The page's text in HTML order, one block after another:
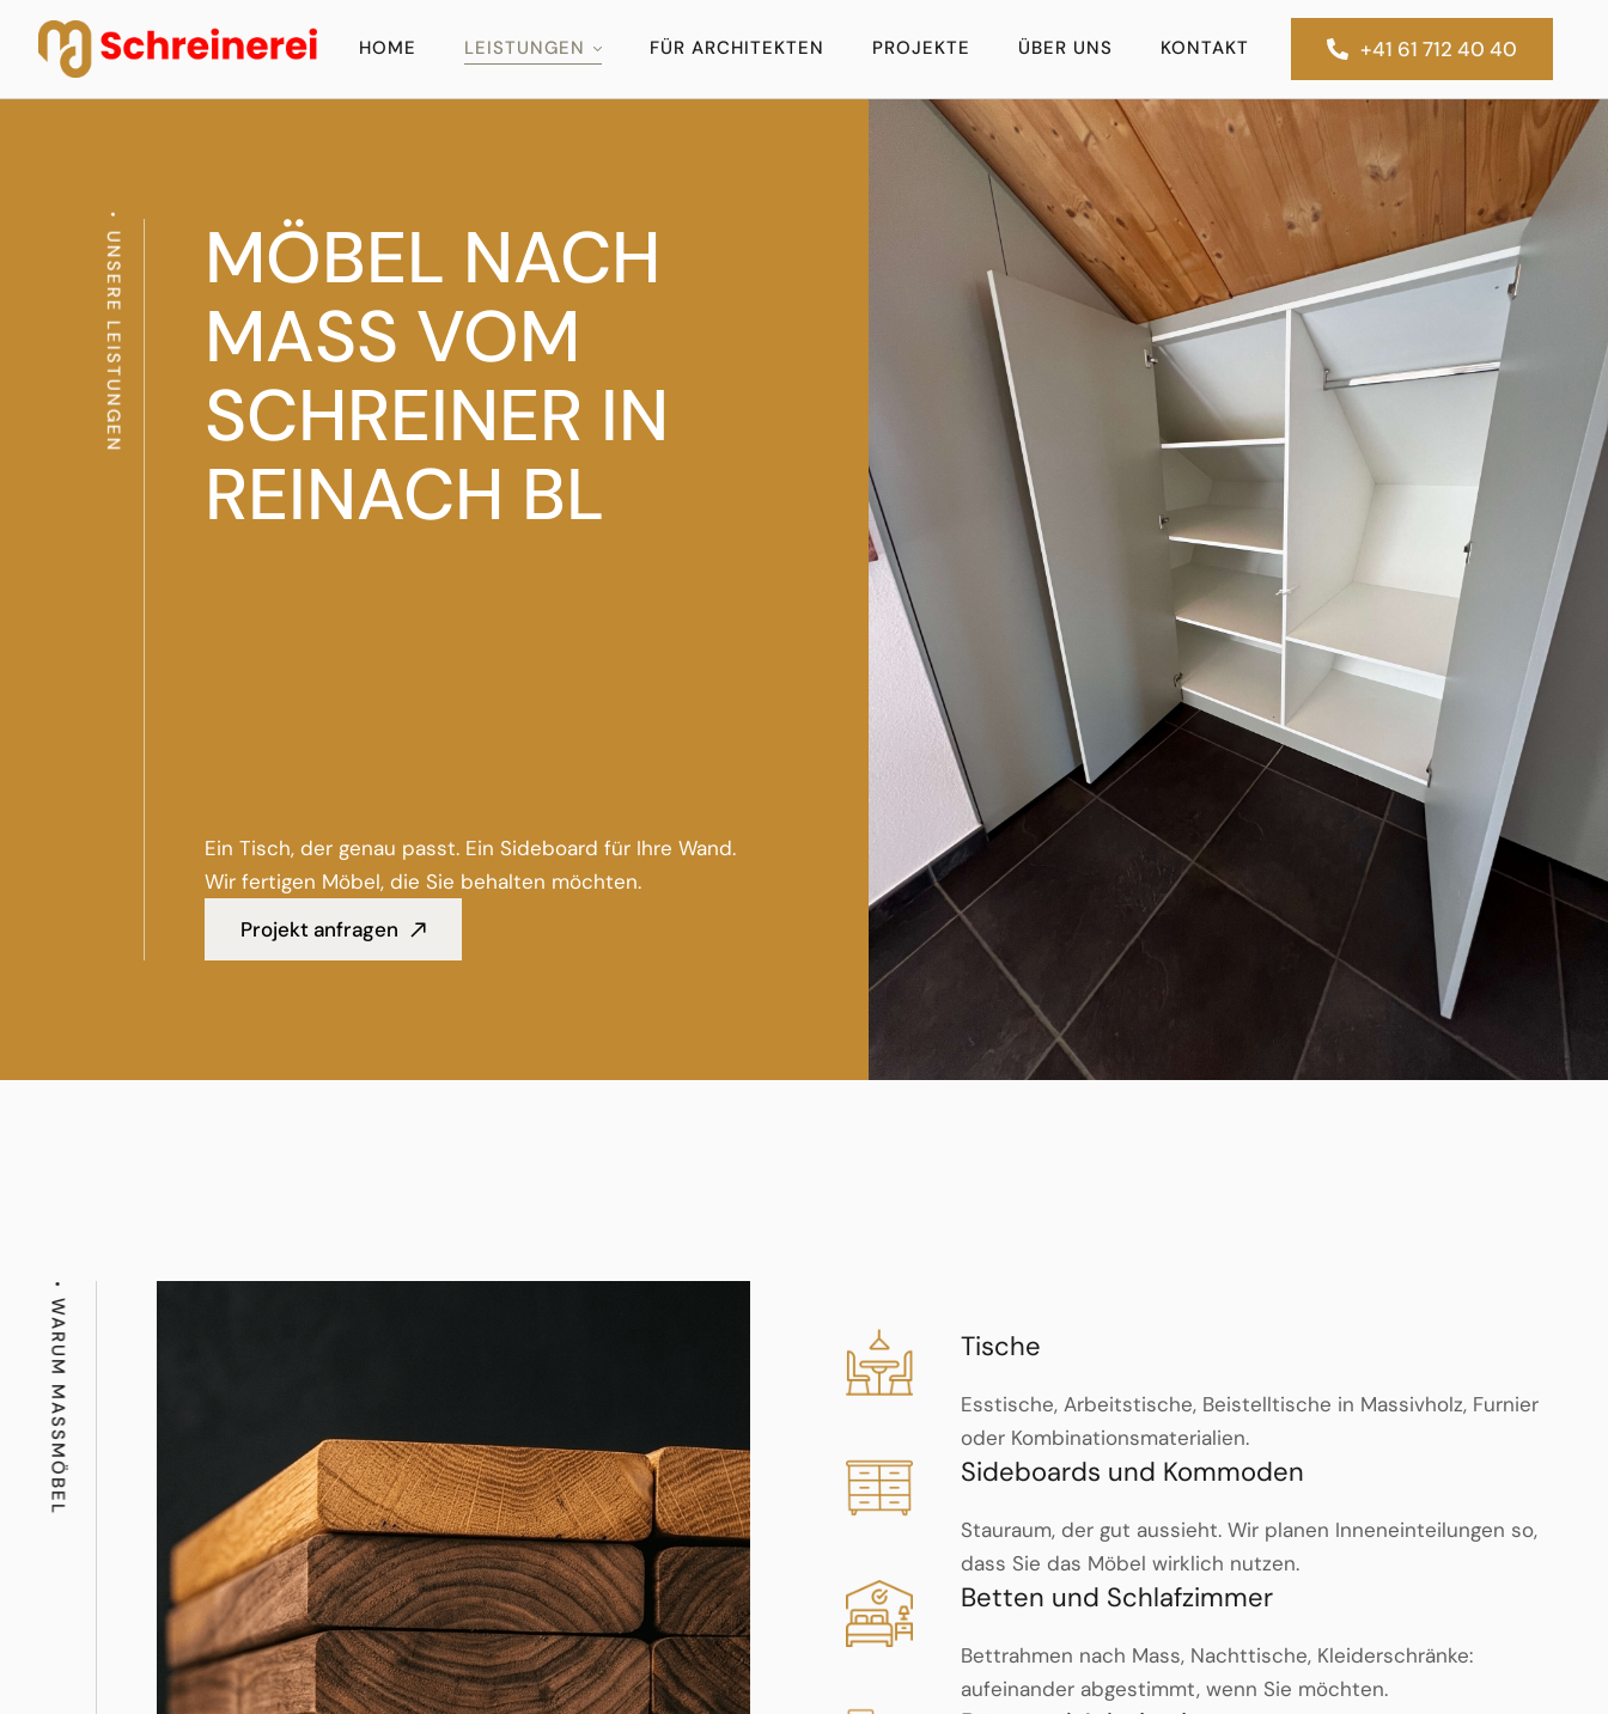
HOME LEISTUNGEN FÜR ARCHITEKTEN PROJEKTE ÜBER UNS KONTAKT +41 61 712 40 40
UNSERE LEISTUNGEN
MÖBEL NACH
MASS VOM
SCHREINER IN
REINACH BL
Ein Tisch, der genau passt. Ein Sideboard für Ihre Wand.
Wir fertigen Möbel, die Sie behalten möchten.
Projekt anfragen
WARUM MASSMÖBEL Tische
Esstische, Arbeitstische, Beistelltische in Massivholz, Furnier
oder Kombinationsmaterialien.
Sideboards und Kommoden
Stauraum, der gut aussieht. Wir planen Inneneinteilungen so,
dass Sie das Möbel wirklich nutzen.
Betten und Schlafzimmer
Bettrahmen nach Mass, Nachttische, Kleiderschränke:
aufeinander abgestimmt, wenn Sie möchten.